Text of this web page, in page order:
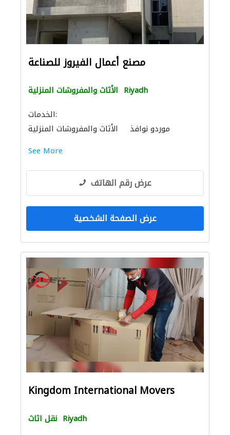
مصنع أعمال الفيروز للصناعة
الأثاث والمفروشات المنزلية Riyadh
الخدمات:
الأثاث والمفروشات المنزلية
موردو نوافذ
See More
عرض رقم الهاتف
عرض الصفحة الشخصية
Kingdom International Movers
نقل اثاث Riyadh